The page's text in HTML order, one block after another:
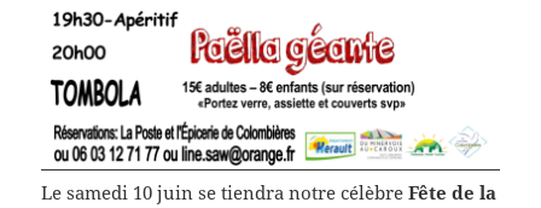
Le samedi 10 juin se tiendra notre célèbreFête de la